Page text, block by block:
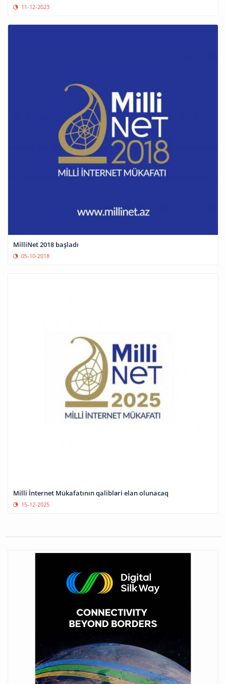
11-12-2023
MilliNet 2018 başladı
05-10-2018
Milli İnternet Mükafatının qalibləri elan olunacaq
15-12-2025